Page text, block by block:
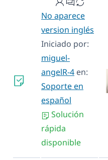
No aparece
version inglés
Iniciado por:
miguel-
angelR-4 en:
Soporte en
español
Solución
rápida
disponible